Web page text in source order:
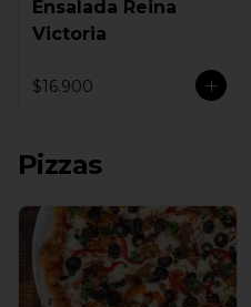
Ensalada Reina
Victoria
$16.900
Pizzas